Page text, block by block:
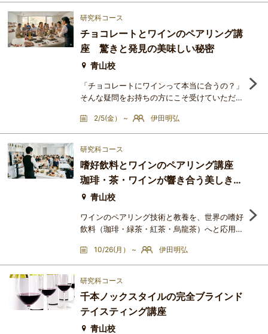
て食を語り、評価し、楽しむ文化。政治、社
ランス料理は「料理」を超えた独自の美食文化
を築いてきました。本講座では、古代から現代
までの食文化の流れをたど
研究科コース
チョコレートとワインのペアリング講
座 驚きと発見の美味しい秘密
青山校
「チョコレートにワインって本当に合うの？」
そんな疑問をお持ちの方にこそ受けていただき
チョコレートの原料であるカカオ豆も、ワイン
と同じように育った土地や気候によって、フル
ーティーだったり香ばしかったりと驚くほど個
いておいて、「なぜこの組み合わせがこんなに
美味しいのか」という秘密を優しく紐解きま
す。甘いだけじゃない、お
2/5(金） ~ 伊田明弘
研究科コース
嗜好飲料とワインのペアリング講座
珈琲・茶・ワインが響き合う美しき方
程式青山校
ワインのペアリング技術と教養を、世界の嗜好
飲料（珈琲・緑茶・紅茶・烏龍茶）へと応用・
の講座です。それぞれの飲料が持つ特有の酸
味、苦味、タンニン（渋味）、そして焙煎や発
酵によって生じる香りのメカニズムをロジカル
ワール）」や「職人の哲学」をキーワードに、
お互いを引き立て合うマリアージュの方程式を
導き出します。味覚の境界
10/26(月） ~ 伊田明弘
研究科コース
千本ノックスタイルの完全ブラインド
テイスティング講座
青山校